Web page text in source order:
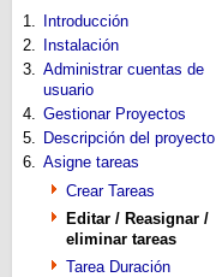
1.
Introducción
2.
Instalación
3. Administrar cuentas de
usuario
4. Gestionar Proyectos
5. Descripción del proyecto
6. Asigne tareas
Crear Tareas
Editar / Reasignar /
eliminar tareas
Tarea Duración